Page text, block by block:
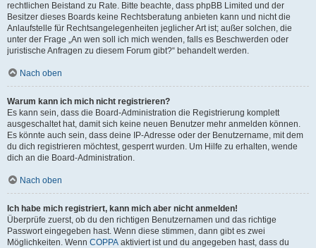
rechtlichen Beistand zu Rate. Bitte beachte, dass phpBB Limited und der
Besitzer dieses Boards keine Rechtsberatung anbieten kann und nicht die
Anlaufstelle für Rechtsangelegenheiten jeglicher Art ist; außer solchen, die
unter der Frage „An wen soll ich mich wenden, falls es Beschwerden oder
juristische Anfragen zu diesem Forum gibt?“ behandelt werden.
Nach oben
Warum kann ich mich nicht registrieren?
Es kann sein, dass die Board-Administration die Registrierung komplett
ausgeschaltet hat, damit sich keine neuen Benutzer mehr anmelden können.
Es könnte auch sein, dass deine IP-Adresse oder der Benutzername, mit dem
du dich registrieren möchtest, gesperrt wurden. Um Hilfe zu erhalten, wende
dich an die Board-Administration.
Nach oben
Ich habe mich registriert, kann mich aber nicht anmelden!
Überprüfe zuerst, ob du den richtigen Benutzernamen und das richtige
Passwort eingegeben hast. Wenn diese stimmen, dann gibt es zwei
Möglichkeiten. Wenn COPPA aktiviert ist und du angegeben hast, dass du